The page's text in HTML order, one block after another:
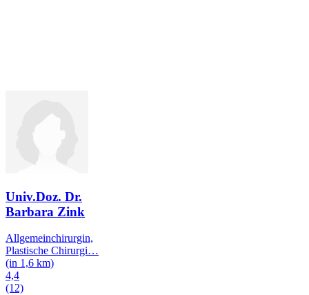
Univ.Doz. Dr.
Barbara Zink
Allgemeinchirurgin,
Plastische Chirurgi…
(in 1,6 km)
4,4
(12)